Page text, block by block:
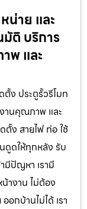
น่าย และ
มัติ บริการ
พ และ
ง ประตูรั้วรีโมท
านคุณภาพ และ
ง สายไฟ ท่อ ใช้
ดูดให้ทุกหลัง รับ
มีปัญหา เรามี
างาน ไม่ต้อง
กบ้านไม่ได้ เรา